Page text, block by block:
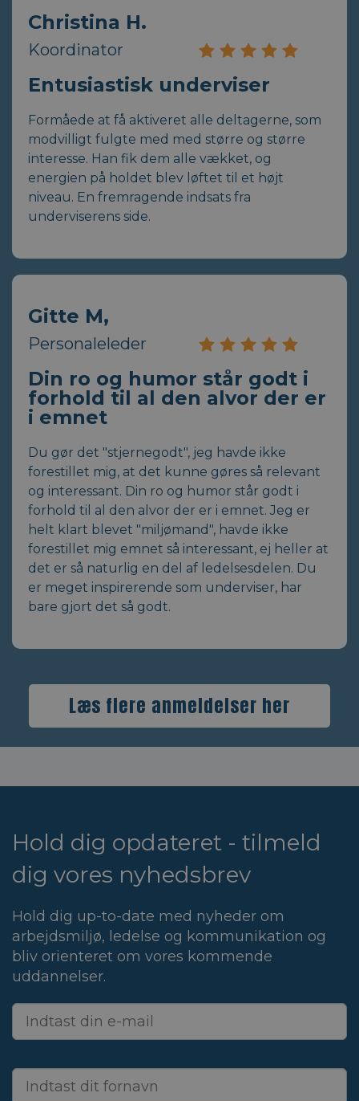
Christina H.
Koordinator
Entusiastisk underviser
Formåede at få aktiveret alle deltagerne, som
modvilligt fulgte med med større og større
interesse. Han fik dem alle vækket, og
energien på holdet blev løftet til et højt
niveau. En fremragende indsats fra
underviserens side.
Gitte M,
Personaleleder
Din ro og humor står godt i
forhold til al den alvor der er
i emnet
Du gør det "stjernegodt", jeg havde ikke
forestillet mig, at det kunne gøres så relevant
og interessant. Din ro og humor står godt i
forhold til al den alvor der er i emnet. Jeg er
helt klart blevet "miljømand", havde ikke
forestillet mig emnet så interessant, ej heller at
det er så naturlig en del af ledelsesdelen. Du
er meget inspirerende som underviser, har
bare gjort det så godt.
Læs flere anmeldelser her
Hold dig opdateret - tilmeld
dig vores nyhedsbrev
Hold dig up-to-date med nyheder om
arbejdsmiljø, ledelse og kommunikation og
bliv orienteret om vores kommende
uddannelser.